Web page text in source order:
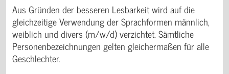
Aus Gründen der besseren Lesbarkeit wird auf die
gleichzeitige Verwendung der Sprachformen männlich,
weiblich und divers (m/w/d) verzichtet. Sämtliche
Personenbezeichnungen gelten gleichermaßen für alle
Geschlechter.